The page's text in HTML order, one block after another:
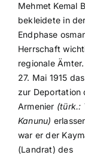
Mehmet Kemal
bekleidete in der
Endphase
Herrschaft
regionale
27. Mai 1915
zur Deportation
Armenier (türk.:
Kanunu)
war er der
(Landrat) des